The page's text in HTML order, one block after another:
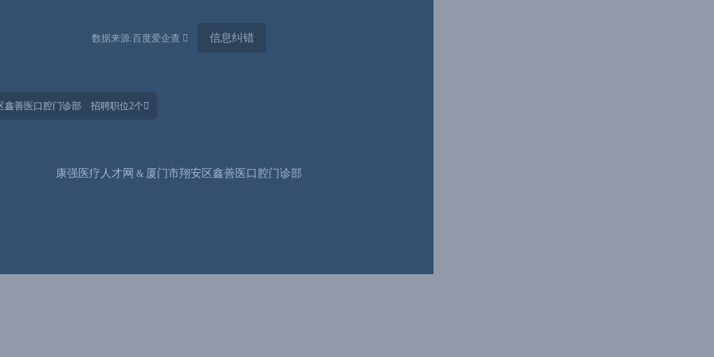
数据来源:百度爱企查  信息纠错
鑫善医口腔门诊部 招聘职位2个
康强医疗人才网 & 厦门市翔安区鑫善医口腔门诊部